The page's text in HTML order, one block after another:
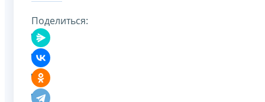
Поделиться: